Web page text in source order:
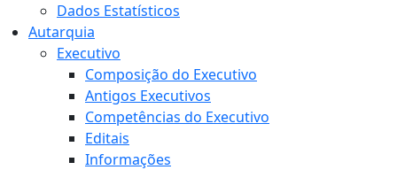
Dados Estatísticos
Autarquia
Executivo
Composição do Executivo
Antigos Executivos
Competências do Executivo
Editais
Informações